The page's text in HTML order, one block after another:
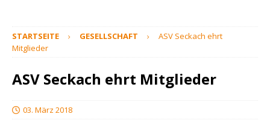
STARTSEITE GESELLSCHAFT
ASV Seckach ehrt
Mitglieder
ASV Seckach ehrt Mitglieder
03. März 2018